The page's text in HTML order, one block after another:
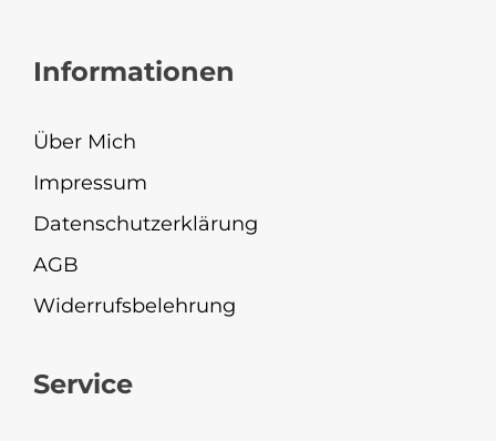
Informationen
Über Mich
Impressum
Datenschutzerklärung
AGB
Widerrufsbelehrung
Service